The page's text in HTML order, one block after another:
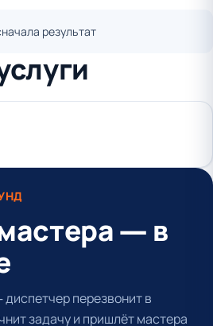
результат
— в
перезвонит в
задачу и пришлёт мастера